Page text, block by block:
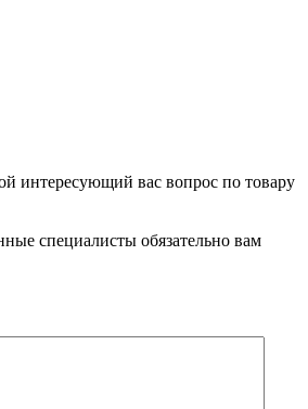
интересующий вас вопрос по товару
специалисты обязательно вам